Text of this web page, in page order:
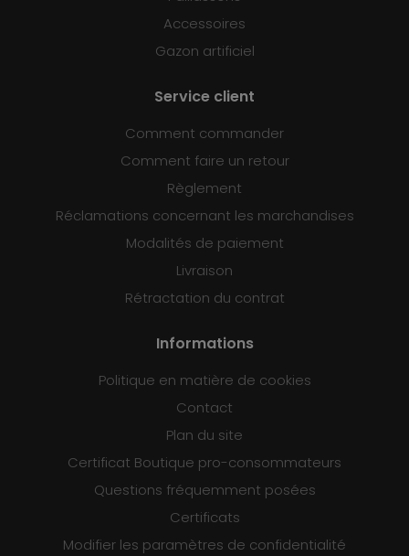
Accessoires
Gazon artificiel
Service client
Comment commander
Comment faire un retour
Règlement
Réclamations concernant les marchandises
Modalités de paiement
Livraison
Rétractation du contrat
Informations
Politique en matière de cookies
Contact
Plan du site
Certificat Boutique pro-consommateurs
Questions fréquemment posées
Certificats
Modifier les paramètres de confidentialité